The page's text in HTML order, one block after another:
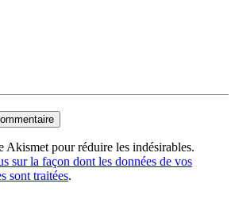
Akismet pour réduire les indésirables.
sur la façon dont les données de vos
sont traitées.